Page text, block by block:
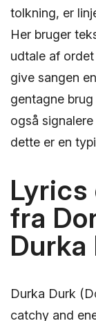
tolkning, er
Her bruger
udtale af
give sangen
gentagne
også
dette er en
fra
Durka
Durka Durk
catchy and